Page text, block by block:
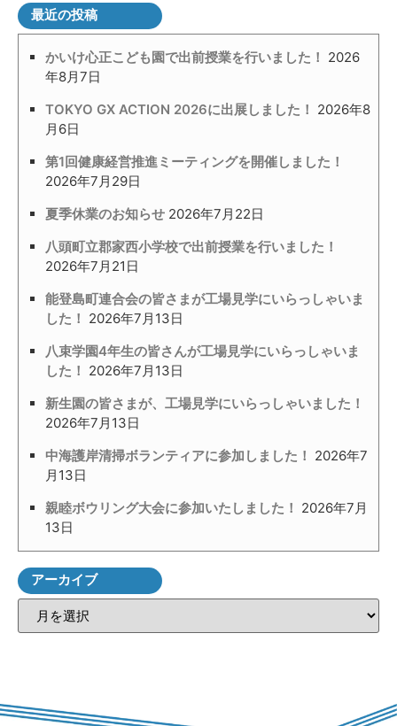
最近の投稿
かいけ心正こども園で出前授業を行いました！ 2026
年8月7日
TOKYO GX ACTION 2026に出展しました！ 2026年8
月6日
第1回健康経営推進ミーティングを開催しました！
2026年7月29日
夏季休業のお知らせ 2026年7月22日
八頭町立郡家西小学校で出前授業を行いました！
2026年7月21日
能登島町連合会の皆さまが工場見学にいらっしゃいま
した！ 2026年7月13日
八束学園4年生の皆さんが工場見学にいらっしゃいま
した！ 2026年7月13日
新生園の皆さまが、工場見学にいらっしゃいました！
2026年7月13日
中海護岸清掃ボランティアに参加しました！ 2026年7
月13日
親睦ボウリング大会に参加いたしました！ 2026年7月
13日
アーカイブ